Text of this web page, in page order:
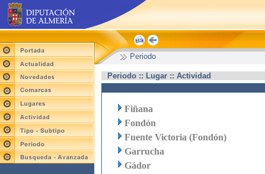
Periodo
Periodo :: Lugar :: Actividad
Fiñana
Fondón
Fuente Victoria (Fondón)
Garrucha
Gádor